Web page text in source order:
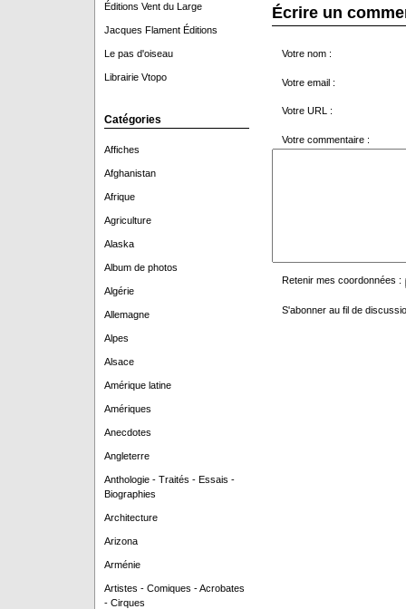
Éditions Vent du Large
Jacques Flament Éditions
Le pas d'oiseau
Librairie Vtopo
Catégories
Affiches
Afghanistan
Afrique
Agriculture
Alaska
Album de photos
Algérie
Allemagne
Alpes
Alsace
Amérique latine
Amériques
Anecdotes
Angleterre
Anthologie - Traités - Essais -
Biographies
Architecture
Arizona
Arménie
Artistes - Comiques - Acrobates
- Cirques
Écrire un
Votre nom :
Votre email :
Votre URL :
Votre commentaire :
Retenir mes coordonnées :
S'abonner au fil de